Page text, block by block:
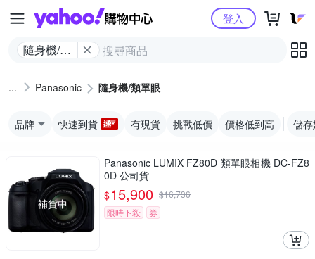
Yahoo購物中心
隨身機/類
登入
Panasonic 隨身機/類單眼
品牌 快速到貨 有現貨 挑戰低價 價格低到高 儲
補貨中
Panasonic LUMIX FZ80D 類單眼相機 DC-FZ8
0D 公司貨
$15,900 $16,736
限時下殺
券